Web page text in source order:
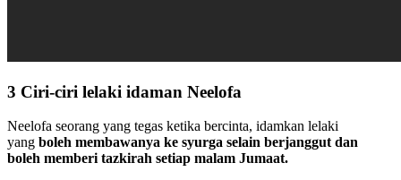
3 Ciri-ciri lelaki idaman Neelofa
Neelofa seorang yang tegas ketika bercinta, idamkan lelaki
yang boleh membawanya ke syurga selain berjanggut dan
boleh memberi tazkirah setiap malam Jumaat.